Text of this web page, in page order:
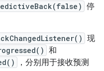
停
现
和
，分别用于接收预测